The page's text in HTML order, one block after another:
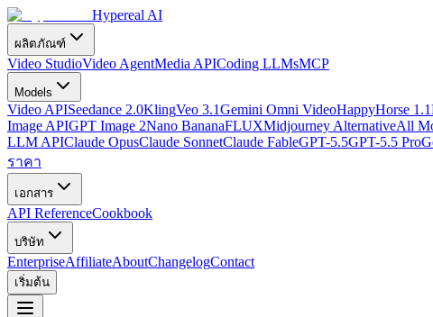
Hypereal AI
ผลิตภัณฑ์
Video StudioVideo AgentMedia APICoding LLMsMCP
Models
Video APISeedance 2.0KlingVeo 3.1Gemini Omni VideoHappyHorse 1.1
Image APIGPT Image 2Nano BananaFLUXMidjourney AlternativeAll
LLM APIClaude OpusClaude SonnetClaude FableGPT-5.5GPT-5.5 Pro
ราคา
เอกสาร
API ReferenceCookbook
บริษัท
EnterpriseAffiliateAboutChangelogContact
เริ่มต้น